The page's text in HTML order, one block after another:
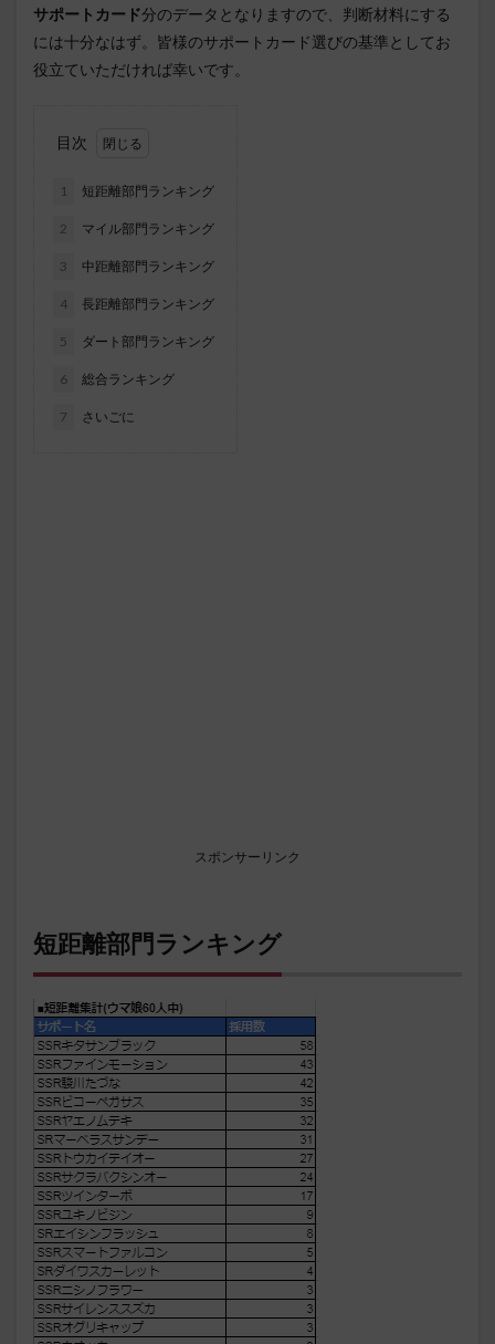
サポートカード分のデータとなりますので、判断材料にする
には十分なはず。皆様のサポートカード選びの基準としてお
役立ていただければ幸いです。
目次
1 短距離部門ランキング
2 マイル部門ランキング
3 中距離部門ランキング
4 長距離部門ランキング
5 ダート部門ランキング
6 総合ランキング
7 さいごに
スポンサーリンク
短距離部門ランキング